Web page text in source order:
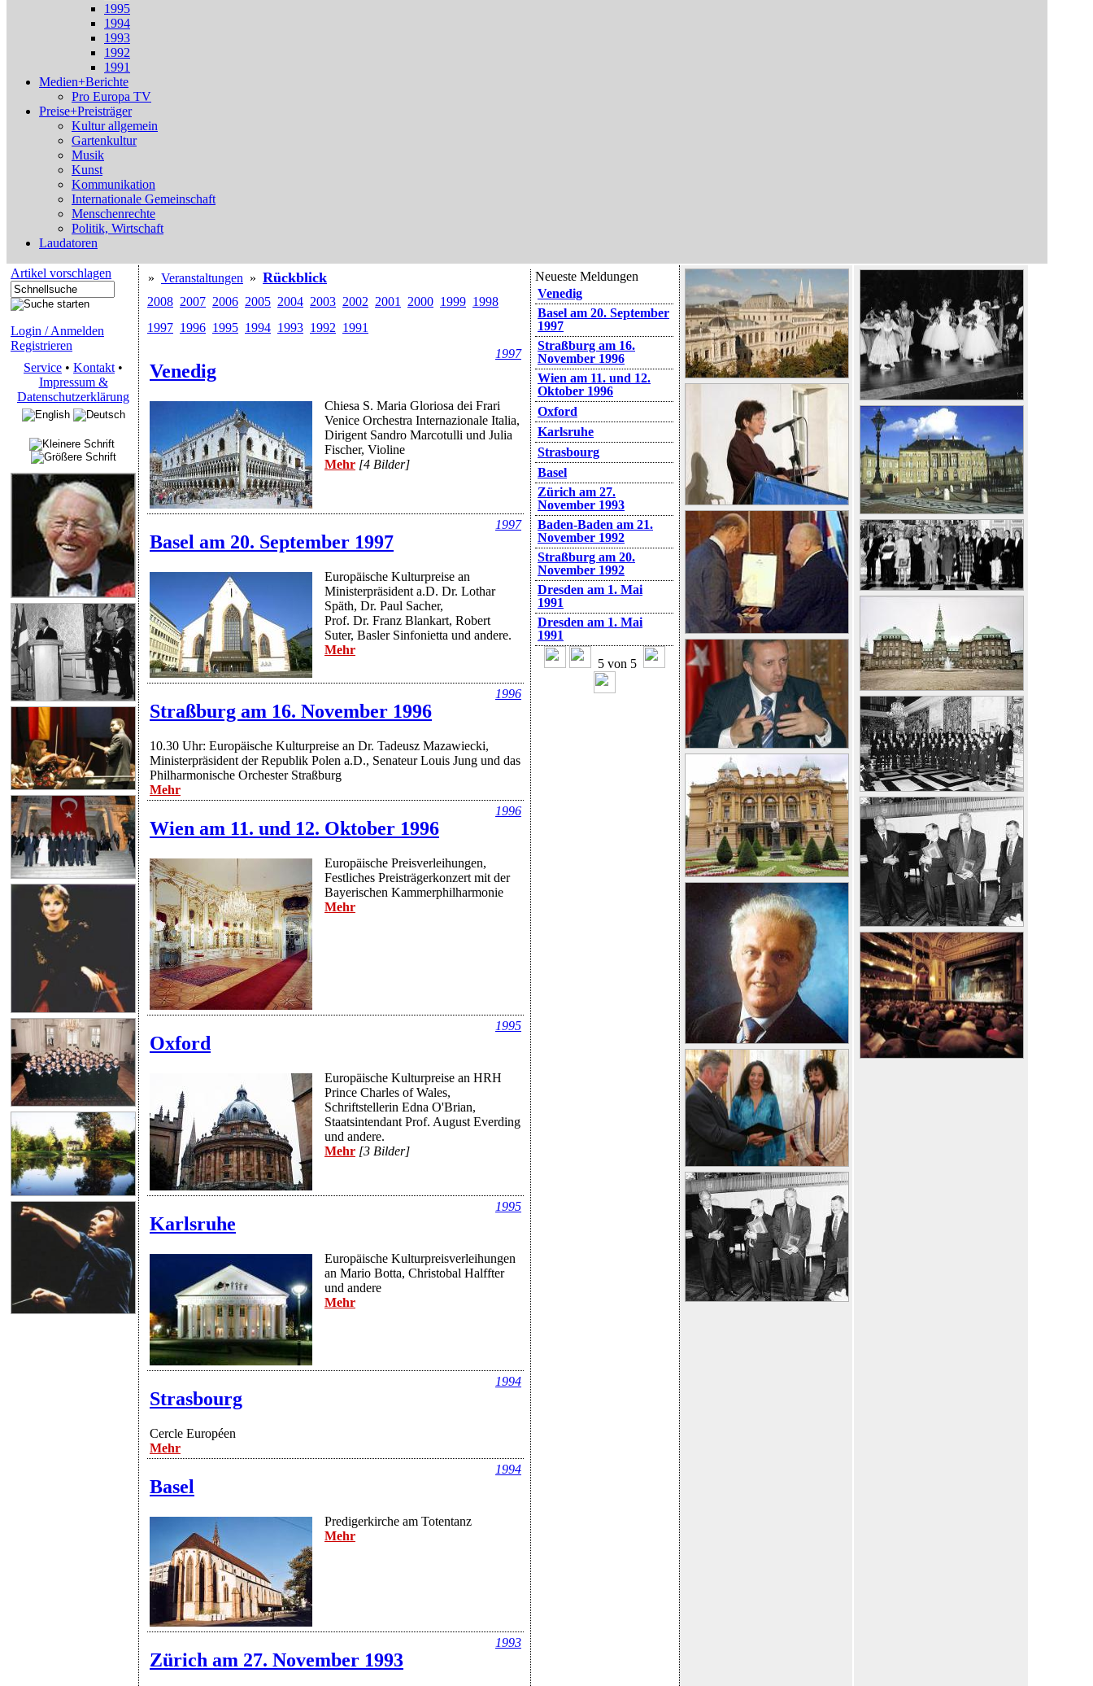
1995
1994
1993
1992
1991
Medien+Berichte
Pro Europa TV
Preise+Preisträger
Kultur allgemein
Gartenkultur
Musik
Kunst
Kommunikation
Internationale Gemeinschaft
Menschenrechte
Politik, Wirtschaft
Laudatoren
Artikel vorschlagen
Login / Anmelden
Registrieren
Service • Kontakt •
Impressum &
Datenschutzerklärung
» Veranstaltungen » Rückblick
2008 2007 2006 2005 2004 2003 2002 2001 2000 1999 1998
1997 1996 1995 1994 1993 1992 1991
1997
Venedig
Chiesa S. Maria Gloriosa dei Frari
Venice Orchestra Internazionale Italia,
Dirigent Sandro Marcotulli und Julia
Fischer, Violine
Mehr [4 Bilder]
1997
Basel am 20. September 1997
Europäische Kulturpreise an
Ministerpräsident a.D. Dr. Lothar
Späth, Dr. Paul Sacher,
Prof. Dr. Franz Blankart, Robert
Suter, Basler Sinfonietta und andere.
Mehr
1996
Straßburg am 16. November 1996
10.30 Uhr: Europäische Kulturpreise an Dr. Tadeusz Mazawiecki,
Ministerpräsident der Republik Polen a.D., Senateur Louis Jung und das
Philharmonische Orchester Straßburg
Mehr
1996
Wien am 11. und 12. Oktober 1996
Europäische Preisverleihungen,
Festliches Preisträgerkonzert mit der
Bayerischen Kammerphilharmonie
Mehr
1995
Oxford
Europäische Kulturpreise an HRH
Prince Charles of Wales,
Schriftstellerin Edna O'Brian,
Staatsintendant Prof. August Everding
und andere.
Mehr [3 Bilder]
1995
Karlsruhe
Europäische Kulturpreisverleihungen
an Mario Botta, Christobal Halffter
und andere
Mehr
1994
Strasbourg
Cercle Européen
Mehr
1994
Basel
Predigerkirche am Totentanz
Mehr
1993
Zürich am 27. November 1993
Neueste Meldungen
Venedig
Basel am 20. September
1997
Straßburg am 16.
November 1996
Wien am 11. und 12.
Oktober 1996
Oxford
Karlsruhe
Strasbourg
Basel
Zürich am 27.
November 1993
Baden-Baden am 21.
November 1992
Straßburg am 20.
November 1992
Dresden am 1. Mai
1991
Dresden am 1. Mai
1991
5 von 5